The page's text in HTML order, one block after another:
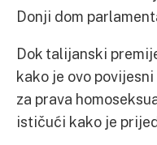
Donji dom
Dok talijanski
kako je ovo
za prava
ističući kako je